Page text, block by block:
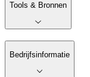
Tools & Bronnen
Bedrijfsinformatie